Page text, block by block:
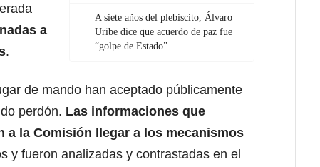
A siete años del plebiscito, Álvaro
Uribe dice que acuerdo de paz fue
“golpe de Estado”
a
.
de mando han aceptado públicamente
perdón. Las informaciones que
la Comisión llegar a los mecanismos
y fueron analizadas y contrastadas en el